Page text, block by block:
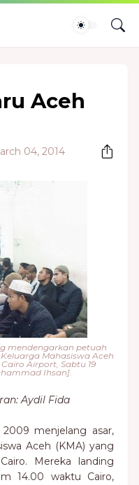
Aceh
04, 2014
mendengarkan petuah
Mahasiswa Aceh
Airport, Sabtu 19
Ihsan].
Aydil Fida
menjelang asar,
Aceh (KMA) yang
Mereka landing
14.00 waktu Cairo,